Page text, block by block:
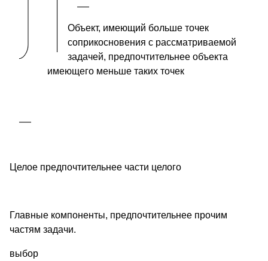
Объект, имеющий больше точек
соприкосновения с рассматриваемой
задачей, предпочтительнее объекта
имеющего меньше таких точек
Целое предпочтительнее части целого
Главные компоненты, предпочтительнее прочим
частям задачи.
выбор